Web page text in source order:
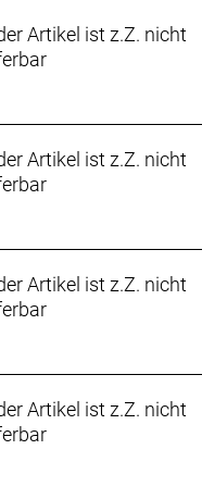
Artikel ist z.Z. nicht
Artikel ist z.Z. nicht
Artikel ist z.Z. nicht
Artikel ist z.Z. nicht